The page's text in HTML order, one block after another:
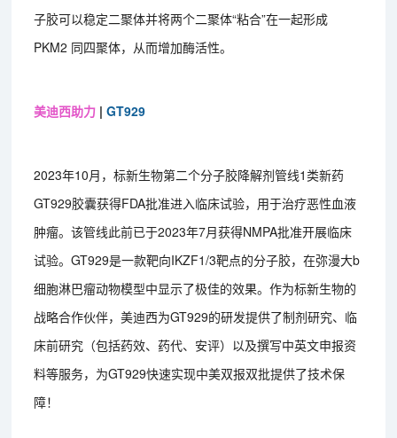
子胶可以稳定二聚体并将两个二聚体“粘合”在一起形成
PKM2 同四聚体，从而增加酶活性。
美迪西助力 |GT929
2023年10月，标新生物第二个分子胶降解剂管线1类新药
GT929胶囊获得FDA批准进入临床试验，用于治疗恶性血液
肿瘤。该管线此前已于2023年7月获得NMPA批准开展临床
试验。GT929是一款靶向IKZF1/3靶点的分子胶，在弥漫大b
细胞淋巴瘤动物模型中显示了极佳的效果。作为标新生物的
战略合作伙伴，美迪西为GT929的研发提供了制剂研究、临
床前研究（包括药效、药代、安评）以及撰写中英文申报资
料等服务，为GT929快速实现中美双报双批提供了技术保
障！